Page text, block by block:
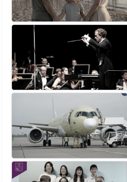
SuperVal 30 июля 2026, 17:27
Какая страна самая большая на каждом
континенте? В двух ответах ошибаются
почти все
Azatoth
Веселые картинки
12
SuperVal 29 июля 2026, 23:44
Плоская земля
1
Текущий геополитический расклад
Voldemar 29 июля 2026, 21:37
Американские жулики
2
chic 28 июля 2026, 23:38
Режиссёры, которые разносили чужие
фильмы
5
Azatoth
28 июля 2026, 21:26